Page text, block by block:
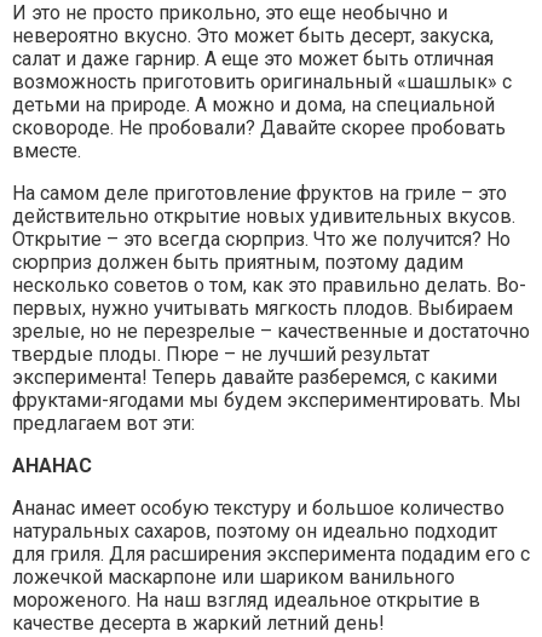
И это не просто прикольно, это еще необычно и
невероятно вкусно. Это может быть десерт, закуска,
салат и даже гарнир. А еще это может быть отличная
возможность приготовить оригинальный «шашлык» с
детьми на природе. А можно и дома, на специальной
сковороде. Не пробовали? Давайте скорее пробовать
вместе.
На самом деле приготовление фруктов на гриле – это
действительно открытие новых удивительных вкусов.
Открытие – это всегда сюрприз. Что же получится? Но
сюрприз должен быть приятным, поэтому дадим
несколько советов о том, как это правильно делать. Во-
первых, нужно учитывать мягкость плодов. Выбираем
зрелые, но не перезрелые – качественные и достаточно
твердые плоды. Пюре – не лучший результат
эксперимента! Теперь давайте разберемся, с какими
фруктами-ягодами мы будем экспериментировать. Мы
предлагаем вот эти:
АНАНАС
Ананас имеет особую текстуру и большое количество
натуральных сахаров, поэтому он идеально подходит
для гриля. Для расширения эксперимента подадим его с
ложечкой маскарпоне или шариком ванильного
мороженого. На наш взгляд идеальное открытие в
качестве десерта в жаркий летний день!